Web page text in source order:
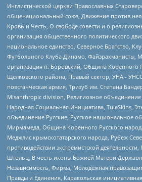
Инглистической церкви Православных
общенациональный союз, Движение против
Кровь и Честь, О свободе совести и о
организация общественного политического
национальное единство, Северное Братство,
Футбольного Клуба Динамо, Файзрахманисты,
организация п. Боровский, Община Коренного
Щелковского района, Правый сектор, УНА -
повстанческая армия, Тризуб им. Степана
Misanthropic division, Религиозное объединение
Народная Социальная Инициатива, TulaSkins,
объединение Русские, Русское национальное
Мирмамеда, Община Коренного Русского
Меджлис крымскотатарского народа, Рубеж
противодействии экстремистской
Штольц, В честь иконы Божией Матери
Независимость, Фирма, Молодежная
Правды и Единения, Каракольская